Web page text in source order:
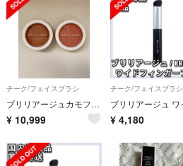
チーク/フェイスブラシ
ブリリアージュカモフラージュコンシーラーチーク／ワイドフィンガーブラシセット
¥ 10,999
チーク/フェイスブラシ
¥ 4,180